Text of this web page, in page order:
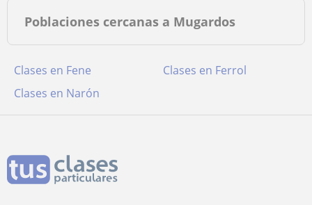
Poblaciones cercanas a Mugardos
Clases en Fene
Clases en Ferrol
Clases en Narón